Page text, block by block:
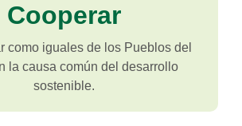
Cooperar
como iguales de los Pueblos del
la causa común del desarrollo
sostenible.